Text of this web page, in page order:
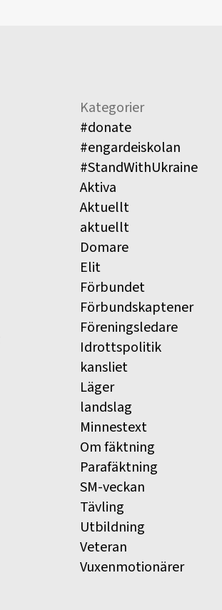
Kategorier
#donate
#engardeiskolan
#StandWithUkraine
Aktiva
Aktuellt
aktuellt
Domare
Elit
Förbundet
Förbundskaptener
Föreningsledare
Idrottspolitik
kansliet
Läger
landslag
Minnestext
Om fäktning
Parafäktning
SM-veckan
Tävling
Utbildning
Veteran
Vuxenmotionärer